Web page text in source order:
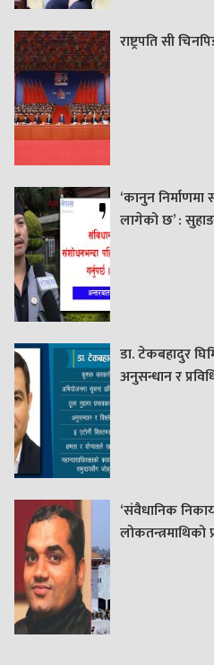
राष्ट्रपति सी
‘कानुन
लागेको छ’ : सुहाङ
डा. टेकबहादुर
अनुसन्धान र
‘संवैधानिक
लोकतन्त्रमाथिको